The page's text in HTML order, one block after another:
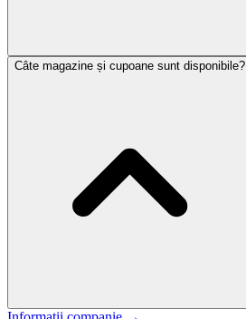
Câte magazine și cupoane sunt disponibile?